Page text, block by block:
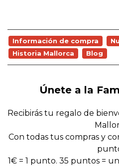
Información de compra
Historia Mallorca
Blog
Únete a la
Recibirás tu regalo de
Con todas tus compras y
1€ = 1 punto. 35 puntos =